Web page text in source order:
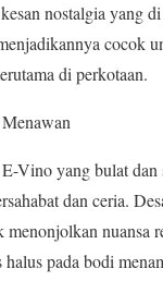
nostalgia yang
cocok
di perkotaan.
Vino yang bulat dan
dan ceria.
nuansa
halus pada bodi